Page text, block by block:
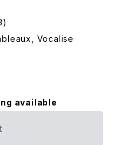
Vocalise
available